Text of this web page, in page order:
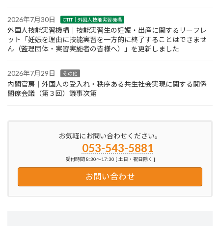
2026年7月30日 OTIT｜外国人技能実習機構
外国人技能実習機構｜技能実習生の妊娠・出産に関するリーフレ
ット「妊娠を理由に技能実習を一方的に終了することはできませ
ん（監理団体・実習実施者の皆様へ）」を更新しました
2026年7月29日 その他
内閣官房｜外国人の受入れ・秩序ある共生社会実現に関する関係
閣僚会議（第３回）議事次第
お気軽にお問い合わせください。
053-543-5881
受付時間 8:30～17:30 [ 土日・祝日除く ]
お問い合わせ